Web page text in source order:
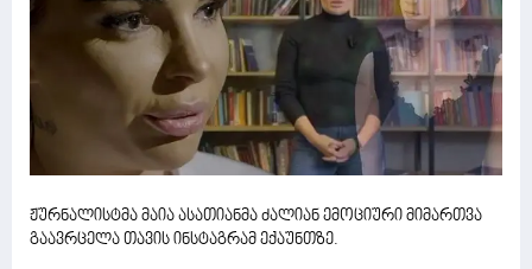
ჟურნალისტმა მაია ასათიანმა ძალიან ემოციური მიმართვა
გაავრცელა თავის ინსტაგრამ ექაუნთზე.